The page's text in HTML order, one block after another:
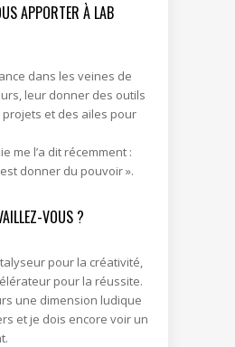
APPORTER À LAB
dans les veines de
leur donner des outils
et des ailes pour
me l’a dit récemment :
donner du pouvoir ».
VOUS ?
pour la créativité,
pour la réussite.
une dimension ludique
et je dois encore voir un